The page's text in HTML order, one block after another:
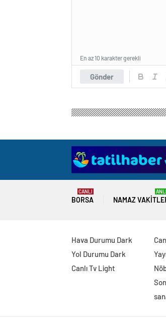
Gönder
En az 10 karakter gerekli
BORSA
CANLI
NAMAZ
Hava Durumu Dark
Yol Durumu Dark
Canlı Tv Light